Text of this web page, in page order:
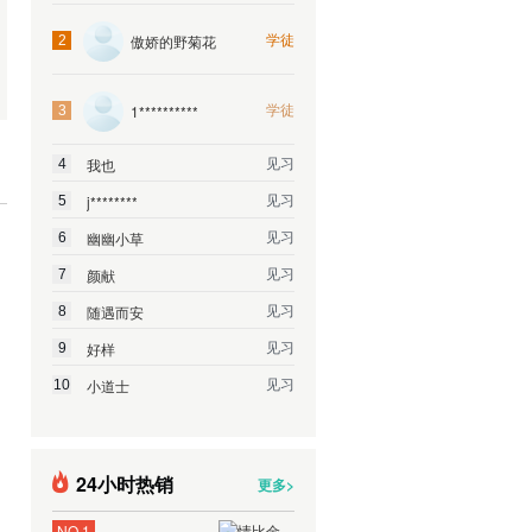
2 傲娇的野菊花 学徒
3 1********** 学徒
4 我也 见习
5 j******** 见习
6 幽幽小草 见习
7 颜献 见习
8 随遇而安 见习
9 好样 见习
10 小道士 见习
24小时热销 更多>